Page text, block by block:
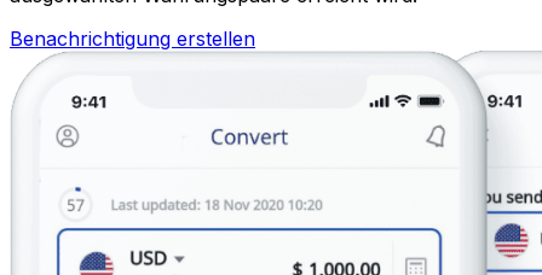
Benachrichtigung erstellen